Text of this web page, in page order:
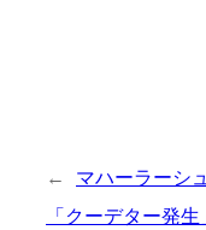
←
マハーラーシ
「クーデター発生